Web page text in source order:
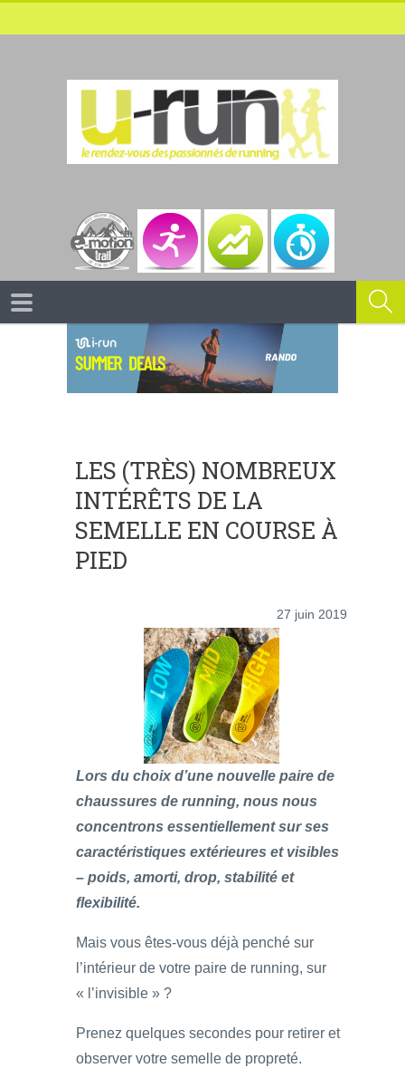
LES (TRÈS) NOMBREUX
INTÉRÊTS DE LA
SEMELLE EN COURSE À
PIED
27 juin 2019
Lors du choix d’une nouvelle paire de
chaussures de running, nous nous
concentrons essentiellement sur ses
caractéristiques extérieures et visibles
– poids, amorti, drop, stabilité et
flexibilité.
Mais vous êtes-vous déjà penché sur
l’intérieur de votre paire de running, sur
« l’invisible » ?
Prenez quelques secondes pour retirer et
observer votre semelle de propreté.